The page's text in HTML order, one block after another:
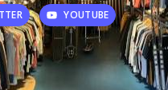
YOUTUBE